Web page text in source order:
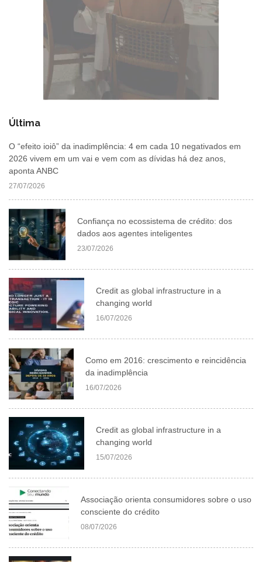
Última
O “efeito ioiô” da inadimplência: 4 em cada 10 negativados em
2026 vivem em um vai e vem com as dívidas há dez anos,
aponta ANBC
27/07/2026
Confiança no ecossistema de crédito: dos
dados aos agentes inteligentes
23/07/2026
Credit as global infrastructure in a
changing world
16/07/2026
Como em 2016: crescimento e reincidência
da inadimplência
16/07/2026
Credit as global infrastructure in a
changing world
15/07/2026
Associação orienta consumidores sobre o uso
consciente do crédito
08/07/2026